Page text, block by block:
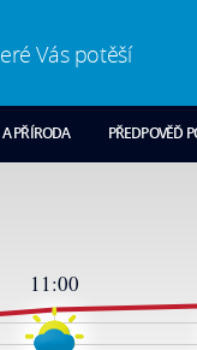
Vás potěší
PŘÍRODA PŘEDPOVĚĎ
11:00